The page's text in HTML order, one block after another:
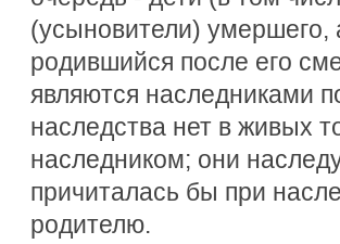
(усыновители) умершего,
родившийся после его
являются наследниками
наследства нет в живых
наследником; они
причиталась бы при
родителю.